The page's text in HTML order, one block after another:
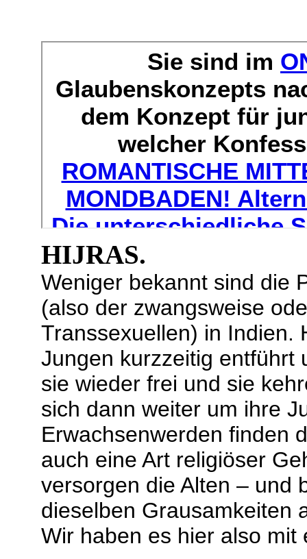
HIJRAS.
Weniger bekannt sind die
(also der zwangsweise
Transsexuellen) in Indien.
Jungen kurzzeitig entführt
sie wieder frei und sie
sich dann weiter um ihre
Erwachsenwerden finden
auch eine Art religiöser
versorgen die Alten – und
dieselben Grausamkeiten
Wir haben es hier also mit